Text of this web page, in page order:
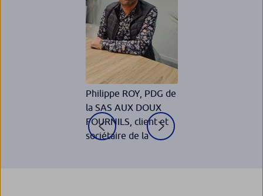
de la Banque
Populaire Bourgogne
Franche-Comté
Philippe ROY, PDG de
la SAS AUX DOUX
FOURNILS, client et
sociétaire de la